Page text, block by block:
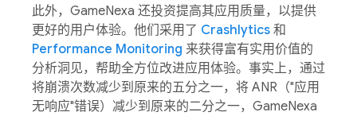
此外，GameNexa 还投资提高其应用质量，以提供
更好的用户体验。他们采用了 Crashlytics 和
Performance Monitoring 来获得富有实用价值的
分析洞见，帮助全方位改进应用体验。事实上，通过
将崩溃次数减少到原来的五分之一，将 ANR（"应用
无响应"错误）减少到原来的二分之一，GameNexa